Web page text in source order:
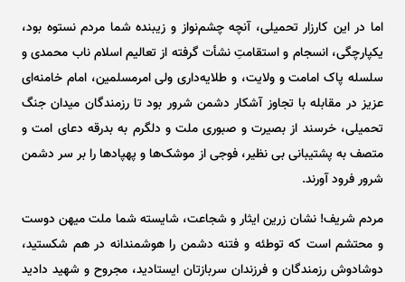
اما در این کارزار تحمیلی، آنچه چشم‌نواز و زیبنده شما مردم نستوه بود،
یکپارچگی، انسجام و استقامتِ نشأت گرفته از تعالیم اسلام ناب محمدی و
سلسله پاک امامت و ولایت، و طلایه‌داری ولی امرمسلمین، امام خامنه‌ای
عزیز در مقابله با تجاوز آشکار دشمن شرور بود تا رزمندگان میدان جنگ
تحمیلی، خرسند از بصیرت و صبوری ملت و دلگرم به بدرقه دعای امت و
متصف به پشتیبانی بی نظیر، فوجی از موشک‌ها و پهپاد‌ها را بر سر دشمن
شرور فرود آورند.
مردم شریف! نشان زرین ایثار و شجاعت، شایسته شما ملت میهن دوست
و محتشم است که توطئه و فتنه دشمن را هوشمندانه در هم شکستید،
دوشادوش رزمندگان و فرزندان سربازتان ایستادید، مجروح و شهید دادید